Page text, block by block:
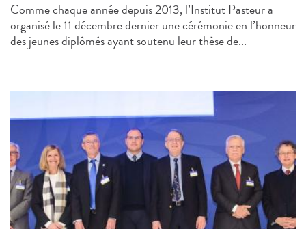
Comme chaque année depuis 2013, l’Institut Pasteur a
organisé le 11 décembre dernier une cérémonie en l’honneur
des jeunes diplômés ayant soutenu leur thèse de...